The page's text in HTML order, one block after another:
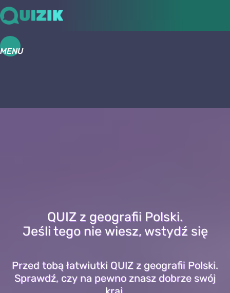
MENU
QUIZ z geografii Polski.
Jeśli tego nie wiesz, wstydź się
Przed tobą łatwiutki QUIZ z geografii Polski.
Sprawdź, czy na pewno znasz dobrze swój